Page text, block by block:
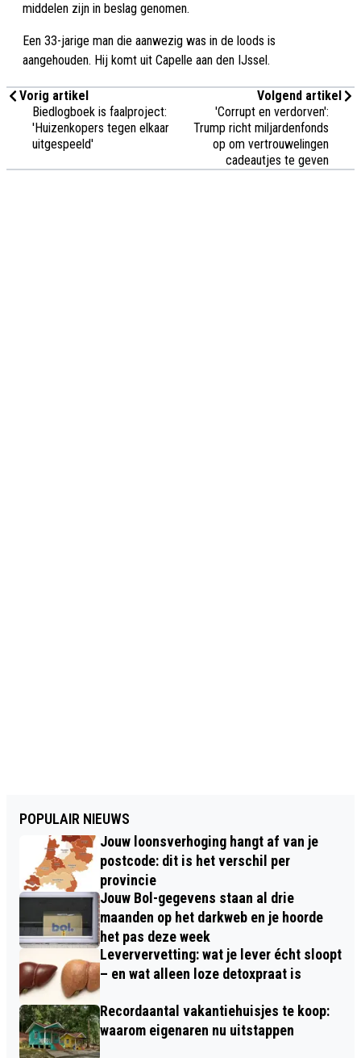
middelen zijn in beslag genomen.
Een 33-jarige man die aanwezig was in de loods is
aangehouden. Hij komt uit Capelle aan den IJssel.
Vorig artikel
Biedlogboek is faalproject:
'Huizenkopers tegen elkaar
uitgespeeld'
Volgend artikel
'Corrupt en verdorven':
Trump richt miljardenfonds
op om vertrouwelingen
cadeautjes te geven
POPULAIR NIEUWS
Jouw loonsverhoging hangt af van je
postcode: dit is het verschil per
provincie
Jouw Bol-gegevens staan al drie
maanden op het darkweb en je hoorde
het pas deze week
Leververvetting: wat je lever écht sloopt
– en wat alleen loze detoxpraat is
Recordaantal vakantiehuisjes te koop:
waarom eigenaren nu uitstappen